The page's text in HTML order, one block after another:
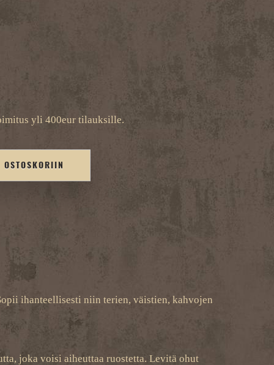
yli 400eur tilauksille.
ihanteellisesti niin terien, väistien, kahvojen
joka voisi aiheuttaa ruostetta. Levitä ohut